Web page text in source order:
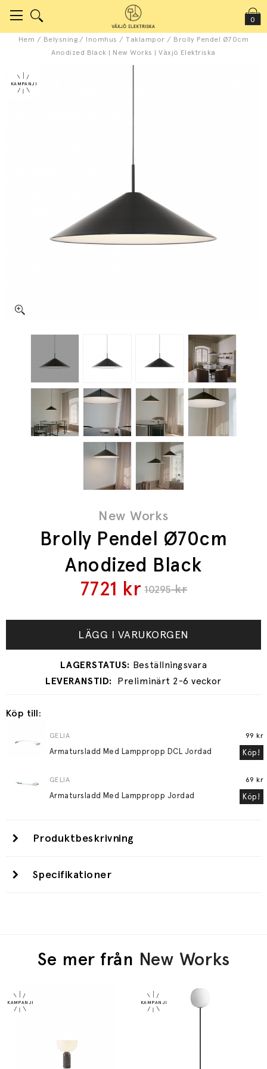
0
Hem / Belysning / Inomhus /Taklampor / Brolly Pendel Ø70cm
Anodized Black | New Works | Växjö Elektriska
New Works
Brolly Pendel Ø70cm
Anodized Black
10295kr
7721 kr
LÄGG I VARUKORGEN
Preliminärt 2-6 veckor
Köp till:
GELIA
Armatursladd Med Lamppropp DCL Jordad
99 kr
Köp!
GELIA
Armatursladd Med Lamppropp Jordad
69 kr
Köp!
Produktbeskrivning
Specifikationer
Se mer från New Works